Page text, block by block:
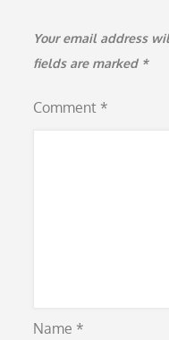
Your email address
fields are marked *
Comment *
Name *